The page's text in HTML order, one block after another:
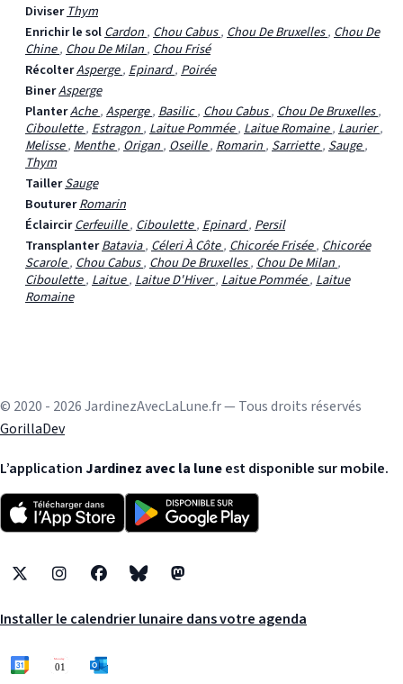
Diviser Thym
Enrichir le solCardon, Chou Cabus, Chou De Bruxelles, Chou De
Chine, Chou De Milan, Chou Frisé
RécolterAsperge, Epinard, Poirée
BinerAsperge
PlanterAche,Asperge, Basilic, Chou Cabus, Chou De Bruxelles,
Ciboulette, Estragon, Laitue Pommée, Laitue Romaine, Laurier,
Melisse, Menthe, Origan, Oseille, Romarin, Sarriette, Sauge,
Thym
TaillerSauge
BouturerRomarin
ÉclaircirCerfeuille, Ciboulette, Epinard, Persil
TransplanterBatavia, Céleri À Côte, Chicorée Frisée, Chicorée
Scarole, Chou Cabus, Chou De Bruxelles, Chou De Milan,
Ciboulette, Laitue, Laitue D'Hiver, Laitue Pommée, Laitue
Romaine
© 2020 - 2026 JardinezAvecLaLune.fr — Tous droits réservés
GorillaDev
L’application Jardinez avec la luneest disponible sur mobile.
X InstagramFacebookBlueskyMastodon
Installer le calendrier lunaire dans votre agenda